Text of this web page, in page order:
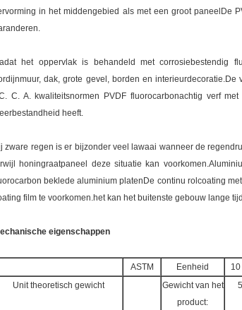
in het middengebied als met een groot paneelDe
het oppervlak is behandeld met corrosiebestendig
dak, grote gevel, borden en
C. A. kwaliteitsnormen PVDF fluorocarbonachtig verf
heeft.
zware regen is er bijzonder veel lawaai wanneer de
honingraatpaneel deze situatie kan
beklede aluminium platenDe continu rolcoating
film te voorkomen.het kan het buitenste gebouw lange
eigenschappen
ASTM Eenheid
Unit theoretisch gewicht
Gewicht van het
product: